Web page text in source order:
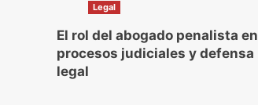
Legal
El rol del abogado penalista en
procesos judiciales y defensa
legal